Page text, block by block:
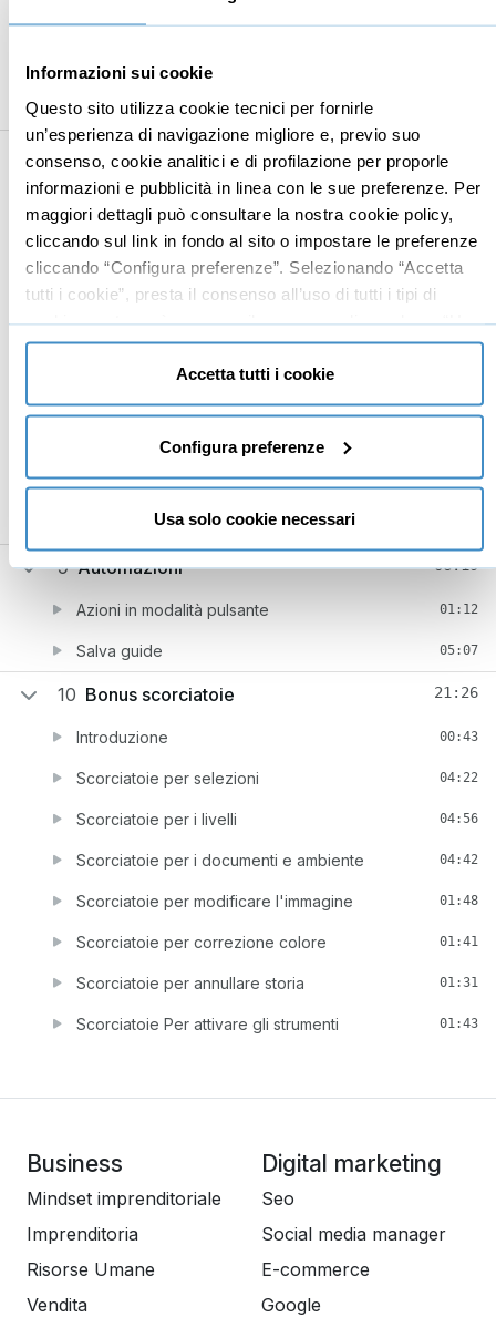
Informazioni sui cookie
Questo sito utilizza cookie tecnici per fornirle
un’esperienza di navigazione migliore e, previo suo
consenso, cookie analitici e di profilazione per proporle
informazioni e pubblicità in linea con le sue preferenze. Per
maggiori dettagli può consultare la nostra cookie policy,
cliccando sul link in fondo al sito o impostare le preferenze
cliccando “Configura preferenze”. Selezionando “Accetta
tutti i cookie”, presta il consenso all’uso di tutti i tipi di
cookie mentre può revocare il consenso cliccando su “Usa
solo cookie necessari” e saranno attivati i soli cookie
tecnici necessari al corretto funzionamento del sito.
Accetta tutti i cookie
Configura preferenze
Usa solo cookie necessari
Sposta origine timbro clone 01:00
Pennello firma
Timbro clone non distruttivo
Selezioni e scontorni
Seleziona metà documento 01:28
Incolla oggetti dove vuoi 01:38
Allinea gli oggetti al documento 01:02
Sposta selezione al volo 00:37
Salva selezioni
Strumento penna principianti 00:39
Metti in pausa lo strumento penna
9 Automazioni 06:19
Azioni in modalità pulsante 01:12
Salva guide 05:07
10 Bonus scorciatoie 21:26
Introduzione 00:43
Scorciatoie per selezioni 04:22
Scorciatoie per i livelli 04:56
Scorciatoie per i documenti e ambiente 04:42
Scorciatoie per modificare l'immagine 01:48
Scorciatoie per correzione colore 01:41
Scorciatoie per annullare storia 01:31
Scorciatoie Per attivare gli strumenti 01:43
Business
Mindset imprenditoriale
Imprenditoria
Risorse Umane
Vendita
Digital marketing
Seo
Social media manager
E-commerce
Google